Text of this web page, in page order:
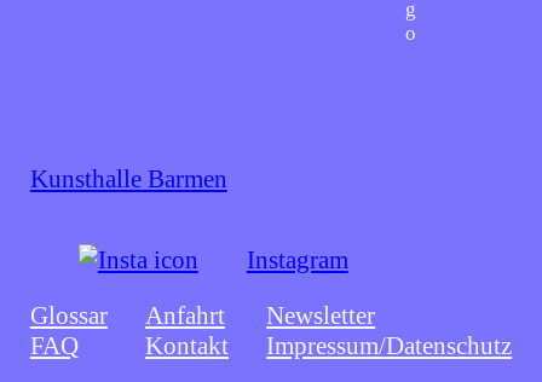
Kunsthalle Barmen
Instagram
Glossar
FAQ
Anfahrt
Kontakt
Newsletter
Impressum/Datenschutz